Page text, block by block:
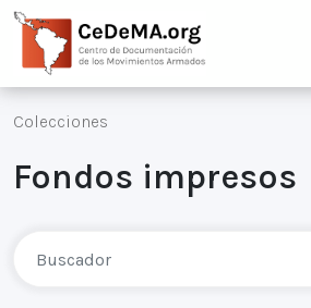
Colecciones
Fondos impresos